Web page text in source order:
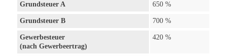
Grundsteuer A 650 %
Grundsteuer B 700 %
Gewerbesteuer
(nach Gewerbeertrag)
420 %